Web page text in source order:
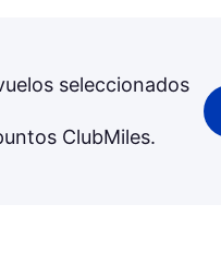
seleccionados
ClubMiles.